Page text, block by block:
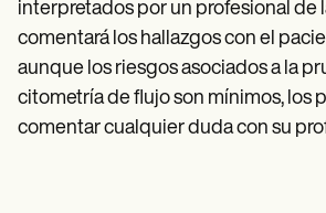
interpretados por un profesional de
comentará los hallazgos con el
aunque los riesgos asociados a la
citometría de flujo son mínimos, los
comentar cualquier duda con su